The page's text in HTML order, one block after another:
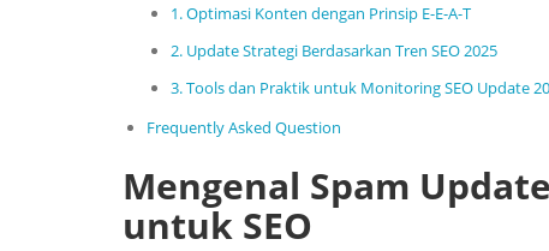
1. Optimasi Konten dengan Prinsip E-E-A-T
2. Update Strategi Berdasarkan Tren SEO 2025
3. Tools dan Praktik untuk Monitoring SEO Update
Frequently Asked Question
Mengenal Spam
untuk SEO